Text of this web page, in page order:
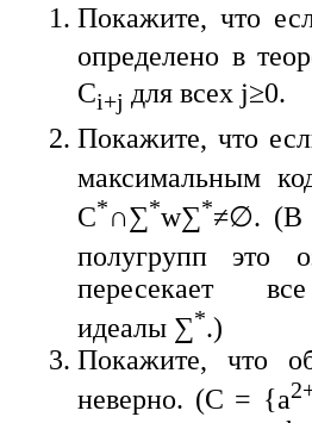
Покажите, что
определено в
Ci+j для всех j≥0.
Покажите, что
максимальным
C*∩∑*w∑*≠∅. (В
полугрупп это
пересекает
идеалы ∑*.)
Покажите, что
неверно. (C = {a